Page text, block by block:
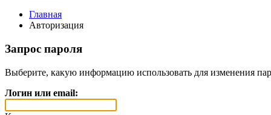
Главная
Авторизация
Запрос пароля
Выберите, какую информацию использовать для изменения
Логин или email: